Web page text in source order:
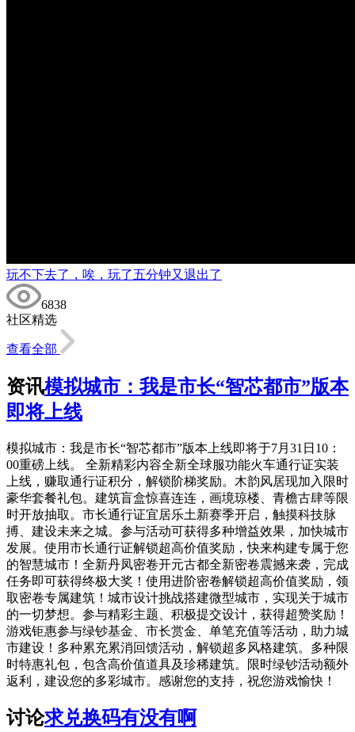
玩不下去了，唉，玩了五分钟又退出了
6838
社区精选
查看全部
资讯模拟城市：我是市长“智芯都市”版本
即将上线
模拟城市：我是市长“智芯都市”版本上线即将于7月31日10：
00重磅上线。 全新精彩内容全新全球服功能火车通行证实装
上线，赚取通行证积分，解锁阶梯奖励。木韵风居现加入限时
豪华套餐礼包。建筑盲盒惊喜连连，画境琼楼、青檐古肆等限
时开放抽取。市长通行证宜居乐土新赛季开启，触摸科技脉
搏、建设未来之城。参与活动可获得多种增益效果，加快城市
发展。使用市长通行证解锁超高价值奖励，快来构建专属于您
的智慧城市！全新丹凤密卷开元古都全新密卷震撼来袭，完成
任务即可获得终极大奖！使用进阶密卷解锁超高价值奖励，领
取密卷专属建筑！城市设计挑战搭建微型城市，实现关于城市
的一切梦想。参与精彩主题、积极提交设计，获得超赞奖励！
游戏钜惠参与绿钞基金、市长赏金、单笔充值等活动，助力城
市建设！多种累充累消回馈活动，解锁超多风格建筑。多种限
时特惠礼包，包含高价值道具及珍稀建筑。限时绿钞活动额外
返利，建设您的多彩城市。感谢您的支持，祝您游戏愉快！
讨论求兑换码有没有啊